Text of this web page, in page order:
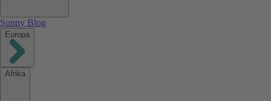
Sunny Blog
Europa
Afrika